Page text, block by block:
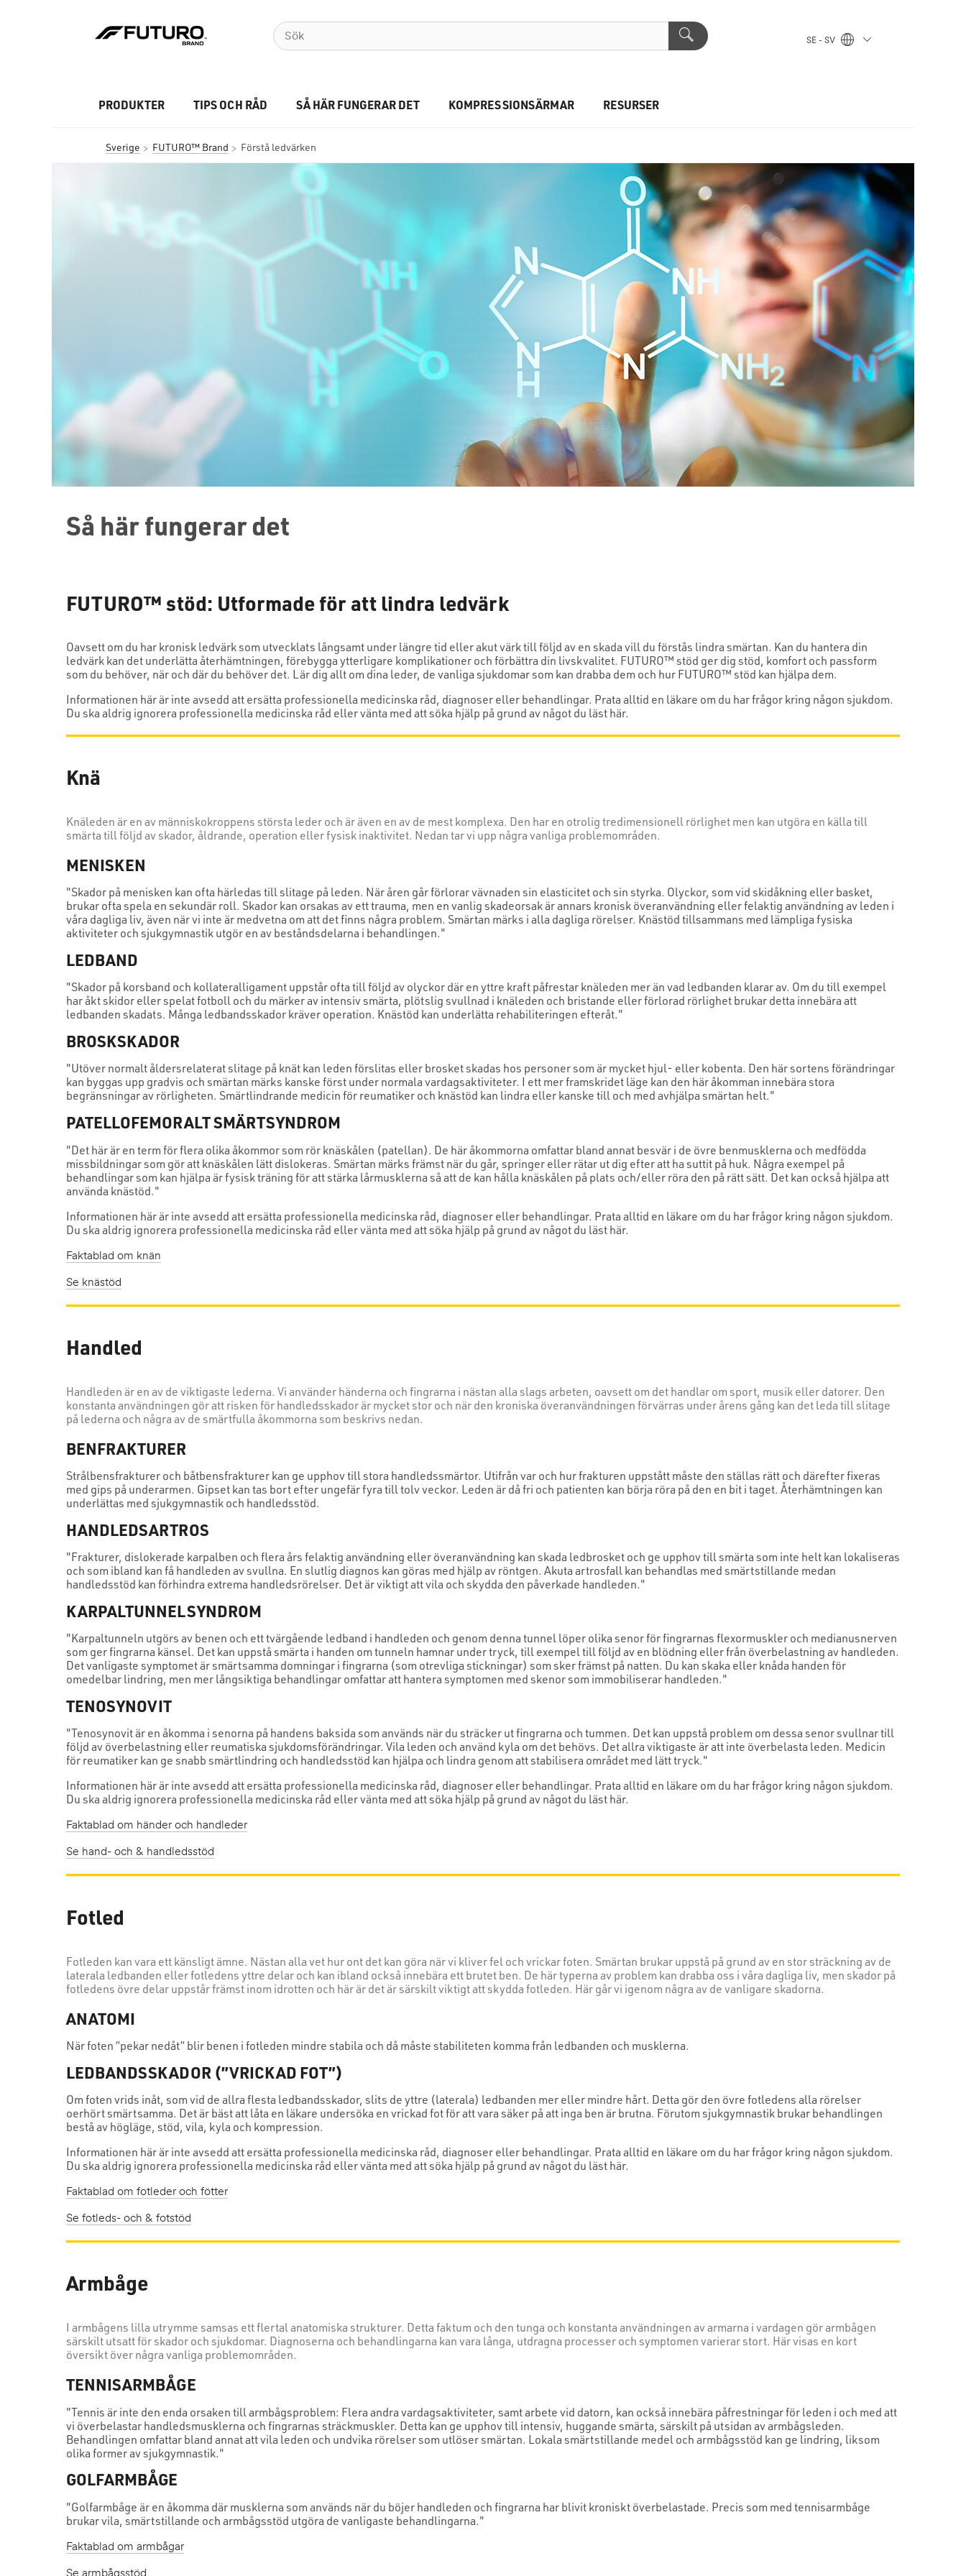
SE - SV
PRODUKTER TIPS OCH RÅD SÅ HÄR FUNGERAR DET KOMPRESSIONSÄRMAR RESURSER
Sverige FUTURO™ Brand Förstå ledvärken
Så här fungerar det
FUTURO™ stöd: Utformade för att lindra ledvärk
Oavsett om du har kronisk ledvärk som utvecklats långsamt under längre tid eller akut värk till följd av en skada vill du förstås lindra smärtan. Kan du hantera din
ledvärk kan det underlätta återhämtningen, förebygga ytterligare komplikationer och förbättra din livskvalitet. FUTURO™ stöd ger dig stöd, komfort och passform
som du behöver, när och där du behöver det. Lär dig allt om dina leder, de vanliga sjukdomar som kan drabba dem och hur FUTURO™ stöd kan hjälpa dem.
Informationen här är inte avsedd att ersätta professionella medicinska råd, diagnoser eller behandlingar. Prata alltid en läkare om du har frågor kring någon sjukdom.
Du ska aldrig ignorera professionella medicinska råd eller vänta med att söka hjälp på grund av något du läst här.
Knä
Knäleden är en av människokroppens största leder och är även en av de mest komplexa. Den har en otrolig tredimensionell rörlighet men kan utgöra en källa till
smärta till följd av skador, åldrande, operation eller fysisk inaktivitet. Nedan tar vi upp några vanliga problemområden.
MENISKEN
"Skador på menisken kan ofta härledas till slitage på leden. När åren går förlorar vävnaden sin elasticitet och sin styrka. Olyckor, som vid skidåkning eller basket,
brukar ofta spela en sekundär roll. Skador kan orsakas av ett trauma, men en vanlig skadeorsak är annars kronisk överanvändning eller felaktig användning av leden i
våra dagliga liv, även när vi inte är medvetna om att det finns några problem. Smärtan märks i alla dagliga rörelser. Knästöd tillsammans med lämpliga fysiska
aktiviteter och sjukgymnastik utgör en av beståndsdelarna i behandlingen."
LEDBAND
"Skador på korsband och kollateralligament uppstår ofta till följd av olyckor där en yttre kraft påfrestar knäleden mer än vad ledbanden klarar av. Om du till exempel
har åkt skidor eller spelat fotboll och du märker av intensiv smärta, plötslig svullnad i knäleden och bristande eller förlorad rörlighet brukar detta innebära att
ledbanden skadats. Många ledbandsskador kräver operation. Knästöd kan underlätta rehabiliteringen efteråt."
BROSKSKADOR
"Utöver normalt åldersrelaterat slitage på knät kan leden förslitas eller brosket skadas hos personer som är mycket hjul- eller kobenta. Den här sortens förändringar
kan byggas upp gradvis och smärtan märks kanske först under normala vardagsaktiviteter. I ett mer framskridet läge kan den här åkomman innebära stora
begränsningar av rörligheten. Smärtlindrande medicin för reumatiker och knästöd kan lindra eller kanske till och med avhjälpa smärtan helt."
PATELLOFEMORALT SMÄRTSYNDROM
"Det här är en term för flera olika åkommor som rör knäskålen (patellan). De här åkommorna omfattar bland annat besvär i de övre benmusklerna och medfödda
missbildningar som gör att knäskålen lätt dislokeras. Smärtan märks främst när du går, springer eller rätar ut dig efter att ha suttit på huk. Några exempel på
behandlingar som kan hjälpa är fysisk träning för att stärka lårmusklerna så att de kan hålla knäskålen på plats och/eller röra den på rätt sätt. Det kan också hjälpa att
använda knästöd."
Informationen här är inte avsedd att ersätta professionella medicinska råd, diagnoser eller behandlingar. Prata alltid en läkare om du har frågor kring någon sjukdom.
Du ska aldrig ignorera professionella medicinska råd eller vänta med att söka hjälp på grund av något du läst här.
Faktablad om knän
Se knästöd
Handled
Handleden är en av de viktigaste lederna. Vi använder händerna och fingrarna i nästan alla slags arbeten, oavsett om det handlar om sport, musik eller datorer. Den
konstanta användningen gör att risken för handledsskador är mycket stor och när den kroniska överanvändningen förvärras under årens gång kan det leda till slitage
på lederna och några av de smärtfulla åkommorna som beskrivs nedan.
BENFRAKTURER
Strålbensfrakturer och båtbensfrakturer kan ge upphov till stora handledssmärtor. Utifrån var och hur frakturen uppstått måste den ställas rätt och därefter fixeras
med gips på underarmen. Gipset kan tas bort efter ungefär fyra till tolv veckor. Leden är då fri och patienten kan börja röra på den en bit i taget. Återhämtningen kan
underlättas med sjukgymnastik och handledsstöd.
HANDLEDSARTROS
"Frakturer, dislokerade karpalben och flera års felaktig användning eller överanvändning kan skada ledbrosket och ge upphov till smärta som inte helt kan lokaliseras
och som ibland kan få handleden av svullna. En slutlig diagnos kan göras med hjälp av röntgen. Akuta artrosfall kan behandlas med smärtstillande medan
handledsstöd kan förhindra extrema handledsrörelser. Det är viktigt att vila och skydda den påverkade handleden."
KARPALTUNNELSYNDROM
"Karpaltunneln utgörs av benen och ett tvärgående ledband i handleden och genom denna tunnel löper olika senor för fingrarnas flexormuskler och medianusnerven
som ger fingrarna känsel. Det kan uppstå smärta i handen om tunneln hamnar under tryck, till exempel till följd av en blödning eller från överbelastning av handleden.
Det vanligaste symptomet är smärtsamma domningar i fingrarna (som otrevliga stickningar) som sker främst på natten. Du kan skaka eller knåda handen för
omedelbar lindring, men mer långsiktiga behandlingar omfattar att hantera symptomen med skenor som immobiliserar handleden."
TENOSYNOVIT
"Tenosynovit är en åkomma i senorna på handens baksida som används när du sträcker ut fingrarna och tummen. Det kan uppstå problem om dessa senor svullnar till
följd av överbelastning eller reumatiska sjukdomsförändringar. Vila leden och använd kyla om det behövs. Det allra viktigaste är att inte överbelasta leden. Medicin
för reumatiker kan ge snabb smärtlindring och handledsstöd kan hjälpa och lindra genom att stabilisera området med lätt tryck."
Informationen här är inte avsedd att ersätta professionella medicinska råd, diagnoser eller behandlingar. Prata alltid en läkare om du har frågor kring någon sjukdom.
Du ska aldrig ignorera professionella medicinska råd eller vänta med att söka hjälp på grund av något du läst här.
Faktablad om händer och handleder
Se hand- och & handledsstöd
Fotled
Fotleden kan vara ett känsligt ämne. Nästan alla vet hur ont det kan göra när vi kliver fel och vrickar foten. Smärtan brukar uppstå på grund av en stor sträckning av de
laterala ledbanden eller fotledens yttre delar och kan ibland också innebära ett brutet ben. De här typerna av problem kan drabba oss i våra dagliga liv, men skador på
fotledens övre delar uppstår främst inom idrotten och här är det är särskilt viktigt att skydda fotleden. Här går vi igenom några av de vanligare skadorna.
ANATOMI
När foten ”pekar nedåt” blir benen i fotleden mindre stabila och då måste stabiliteten komma från ledbanden och musklerna.
LEDBANDSSKADOR (”VRICKAD FOT”)
Om foten vrids inåt, som vid de allra flesta ledbandsskador, slits de yttre (laterala) ledbanden mer eller mindre hårt. Detta gör den övre fotledens alla rörelser
oerhört smärtsamma. Det är bäst att låta en läkare undersöka en vrickad fot för att vara säker på att inga ben är brutna. Förutom sjukgymnastik brukar behandlingen
bestå av högläge, stöd, vila, kyla och kompression.
Informationen här är inte avsedd att ersätta professionella medicinska råd, diagnoser eller behandlingar. Prata alltid en läkare om du har frågor kring någon sjukdom.
Du ska aldrig ignorera professionella medicinska råd eller vänta med att söka hjälp på grund av något du läst här.
Faktablad om fotleder och fötter
Se fotleds- och & fotstöd
Armbåge
I armbågens lilla utrymme samsas ett flertal anatomiska strukturer. Detta faktum och den tunga och konstanta användningen av armarna i vardagen gör armbågen
särskilt utsatt för skador och sjukdomar. Diagnoserna och behandlingarna kan vara långa, utdragna processer och symptomen varierar stort. Här visas en kort
översikt över några vanliga problemområden.
TENNISARMBÅGE
"Tennis är inte den enda orsaken till armbågsproblem: Flera andra vardagsaktiviteter, samt arbete vid datorn, kan också innebära påfrestningar för leden i och med att
vi överbelastar handledsmusklerna och fingrarnas sträckmuskler. Detta kan ge upphov till intensiv, huggande smärta, särskilt på utsidan av armbågsleden.
Behandlingen omfattar bland annat att vila leden och undvika rörelser som utlöser smärtan. Lokala smärtstillande medel och armbågsstöd kan ge lindring, liksom
olika former av sjukgymnastik."
GOLFARMBÅGE
"Golfarmbåge är en åkomma där musklerna som används när du böjer handleden och fingrarna har blivit kroniskt överbelastade. Precis som med tennisarmbåge
brukar vila, smärtstillande och armbågsstöd utgöra de vanligaste behandlingarna."
Faktablad om armbågar